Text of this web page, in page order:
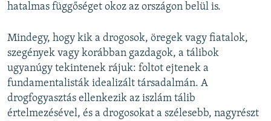
hatalmas függőséget okoz az országon belül is.
Mindegy, hogy kik a drogosok, öregek vagy fiatalok,
szegények vagy korábban gazdagok, a tálibok
ugyanúgy tekintenek rájuk: foltot ejtenek a
fundamentalisták idealizált társadalmán. A
drogfogyasztás ellenkezik az iszlám tálib
értelmezésével, és a drogosokat a szélesebb, nagyrészt